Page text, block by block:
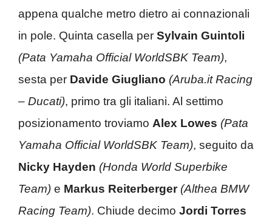
appena qualche metro dietro ai connazionali
in pole. Quinta casella per Sylvain Guintoli
(Pata Yamaha Official WorldSBK Team),
sesta per Davide Giugliano (Aruba.it Racing
– Ducati), primo tra gli italiani. Al settimo
posizionamento troviamo Alex Lowes (Pata
Yamaha Official WorldSBK Team), seguito da
Nicky Hayden (Honda World Superbike
Team) e Markus Reiterberger (Althea BMW
Racing Team). Chiude decimo Jordi Torres